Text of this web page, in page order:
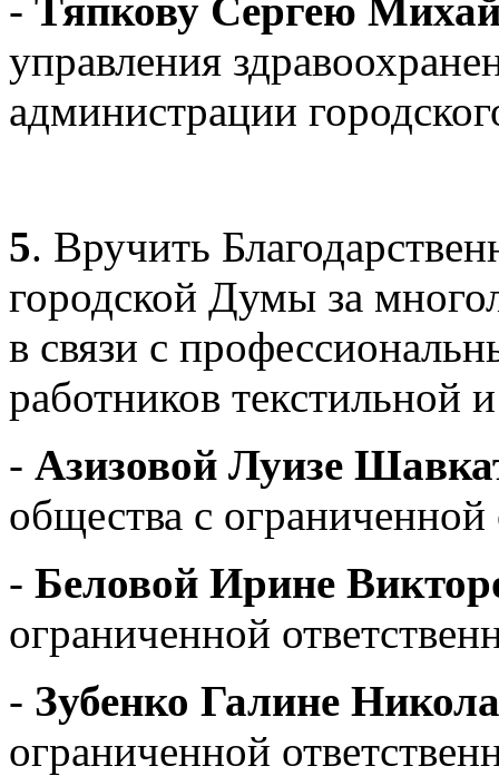
- Тяпкову Сергею
управления
администрации
5. Вручить
городской Думы за
в связи с
работников текстильной
- Азизовой Луизе
общества с
- Беловой Ирине
ограниченной
- Зубенко Галине
ограниченной